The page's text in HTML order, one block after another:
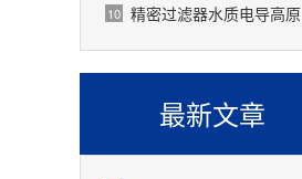
10 精密过滤器水质电导高原因是什么？
最新文章